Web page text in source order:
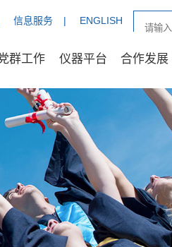
信息服务 | ENGLISH
群工作 仪器平台 合作发展